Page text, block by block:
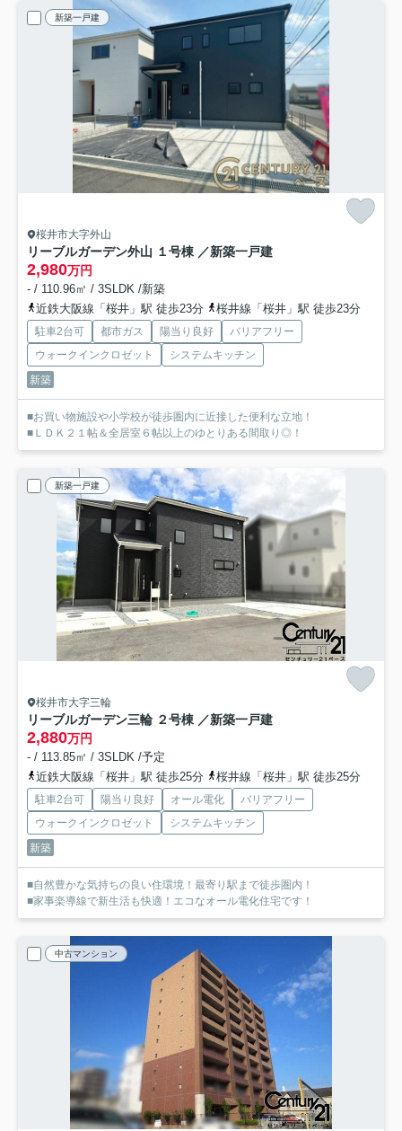
新築一戸建
桜井市大字外山
リーブルガーデン外山 １号棟 ／新築一戸建
2,980万円
- / 110.96㎡ / 3SLDK /新築
近鉄大阪線「桜井」駅 徒歩23分
桜井線「桜井」駅 徒歩23分
駐車2台可 都市ガス 陽当り良好
バリアフリー
ウォークインクロゼット
システムキッチン
新築
■お買い物施設や小学校が徒歩圏内に近接した便利な立地！
■ＬＤＫ２１帖＆全居室６帖以上のゆとりある間取り◎！
新築一戸建
桜井市大字三輪
リーブルガーデン三輪 ２号棟 ／新築一戸建
2,880万円
- / 113.85㎡ / 3SLDK /予定
近鉄大阪線「桜井」駅 徒歩25分
桜井線「桜井」駅 徒歩25分
駐車2台可 陽当り良好 オール電化
バリアフリー
ウォークインクロゼット
システムキッチン
新築
■自然豊かな気持ちの良い住環境！最寄り駅まで徒歩圏内！
■家事楽導線で新生活も快適！エコなオール電化住宅です！
中古マンション